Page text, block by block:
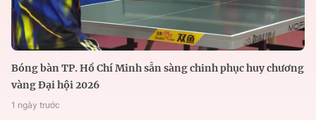
Bóng bàn TP. Hồ Chí Minh sẵn sàng chinh phục huy chương
vàng Đại hội 2026
1 ngày trước